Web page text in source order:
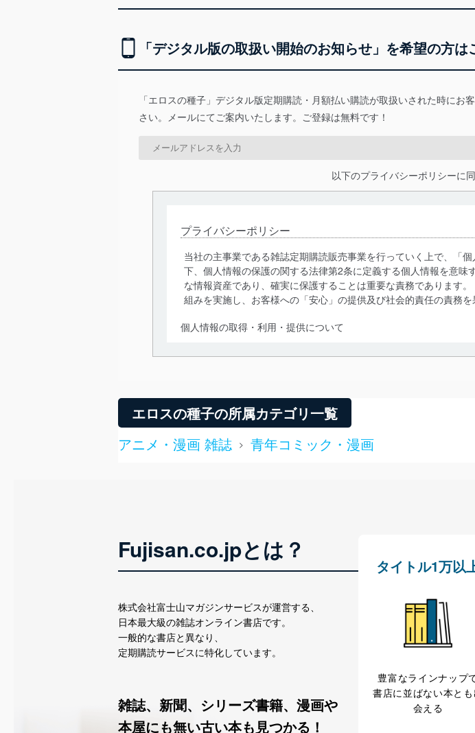
「デジタル版の取扱い開始のお知らせ」を希望の方は
「エロスの種子」デジタル版定期購読・月額払い購読が取扱いされた時に
さい。メールにてご案内いたします。ご登録は無料です！
以下のプライバシーポリシーに
プライバシーポリシー
当社の主事業である雑誌定期購読販売事業を行っていく上で、「
下、個人情報の保護の関する法律第2条に定義する個人情報を意
な情報資産であり、確実に保護することは重要な責務であります
組みを実施し、お客様への「安心」の提供及び社会的責任の責務を
個人情報の取得・利用・提供について
当社は、個人情報の取得・利用・提供に際して、その利用目的を
いります。また、目的外利用を行わないために、適切な管理措置を
法令遵守
当社は、個人情報に関連する法令、国が定める指針及びその他の
アクセス制御
個人データを取り扱うことのできる機器及び当該機器を取
アクセス者の識別と認証
機器に標準装備されているユーザー制御機能（ユーザーア
システムを使用する従業者を識別・認証しています。
個人データを取り扱う機器等のオペレーティングシステム
個人データを取り扱う機器等にセキュリティ対策ソフトウ
としています。
エロスの種子の所属カテゴリ一覧
アニメ・漫画 雑誌
> 青年コミック・漫画
Fujisan.co.jpとは？
株式会社富士山マガジンサービスが運営する、
日本最大級の雑誌オンライン書店です。
一般的な書店と異なり、
定期購読サービスに特化しています。
雑誌、新聞、シリーズ書籍、漫画や
本屋にも無い古い本も見つかる！
タイトル1万以
豊富なラインナップ
書店に並ばない本とも
会える